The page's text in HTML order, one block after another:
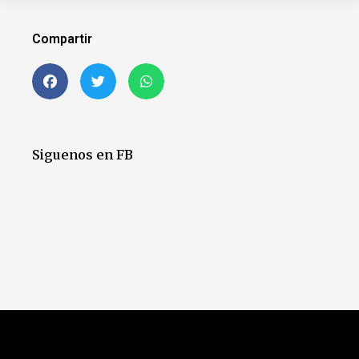
Compartir
Siguenos en FB